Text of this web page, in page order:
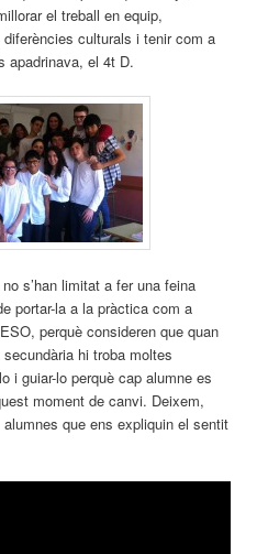
el treball en equip,
culturals i tenir com a
apadrinava, el 4t D.
s’han limitat a fer una feina
portar-la a la pràctica com a
perquè consideren que quan
hi troba moltes
i guiar-lo perquè cap alumne es
moment de canvi. Deixem,
que ens expliquin el sentit